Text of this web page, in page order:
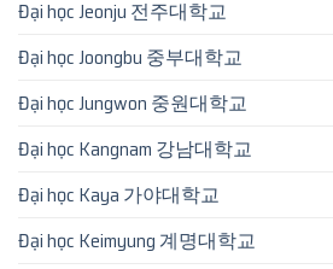
Đại học Jeonju 전주대학교
Đại học Joongbu 중부대학교
Đại học Jungwon 중원대학교
Đại học Kangnam 강남대학교
Đại học Kaya 가야대학교
Đại học Keimyung 계명대학교